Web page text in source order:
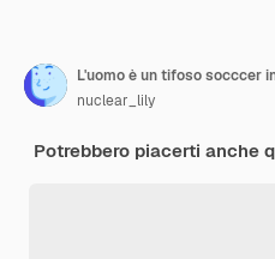
nuclear_lily
Potrebbero piacerti anche